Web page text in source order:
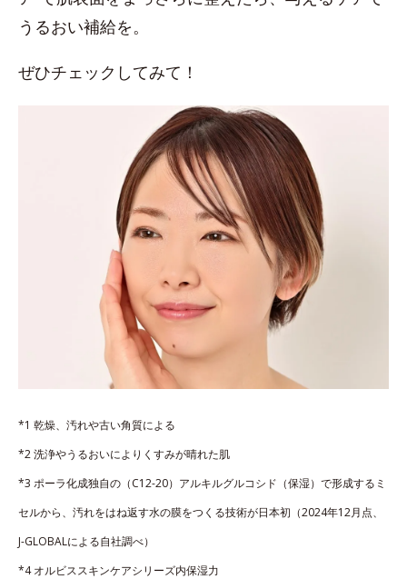
うるおい補給を。
ぜひチェックしてみて！
*1 乾燥、汚れや古い角質による
*2 洗浄やうるおいによりくすみが晴れた肌
*3 ポーラ化成独自の（C12-20）アルキルグルコシド（保湿）で形成するミ
セルから、汚れをはね返す水の膜をつくる技術が日本初（2024年12月点、
J-GLOBALによる自社調べ）
*4 オルビススキンケアシリーズ内保湿力